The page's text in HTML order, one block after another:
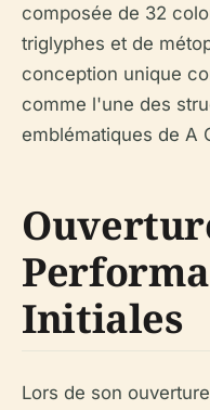
composée de 32
triglyphes et de
conception unique
comme l'une des
emblématiques de A
Initiales
Lors de son